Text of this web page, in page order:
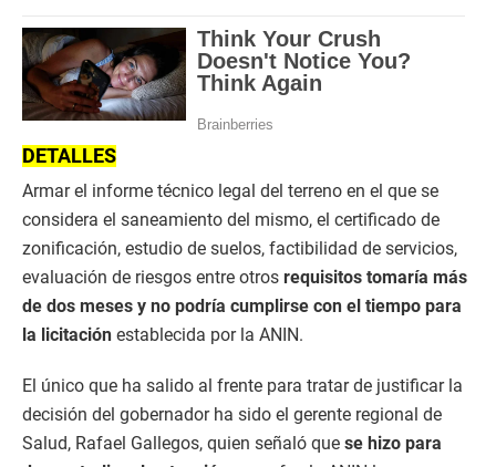
DETALLES
Armar el informe técnico legal del terreno en el que se
considera el saneamiento del mismo, el certificado de
zonificación, estudio de suelos, factibilidad de servicios,
evaluación de riesgos entre otros requisitos tomaría más
de dos meses y no podría cumplirse con el tiempo para
la licitación establecida por la ANIN.
El único que ha salido al frente para tratar de justificar la
decisión del gobernador ha sido el gerente regional de
Salud, Rafael Gallegos, quien señaló que se hizo para